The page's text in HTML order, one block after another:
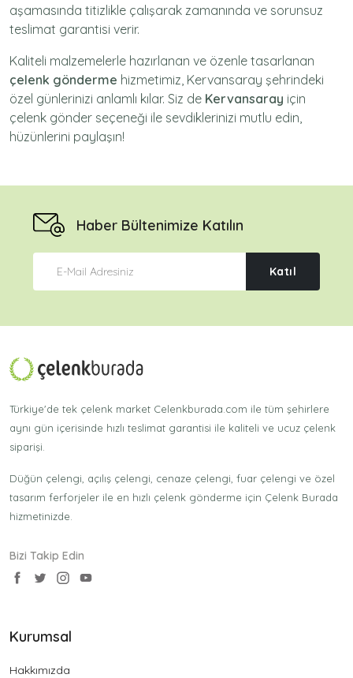
aşamasında titizlikle çalışarak zamanında ve sorunsuz
teslimat garantisi verir.
Kaliteli malzemelerle hazırlanan ve özenle tasarlanan
çelenk gönderme hizmetimiz, Kervansaray şehrindeki
özel günlerinizi anlamlı kılar. Siz de Kervansaray için
çelenk gönder seçeneği ile sevdiklerinizi mutlu edin,
hüzünlerini paylaşın!
Haber Bültenimize Katılın
Katıl
Türkiye'de tek çelenk market Celenkburada.com ile tüm şehirlere
aynı gün içerisinde hızlı teslimat garantisi ile kaliteli ve ucuz çelenk
siparişi.
Düğün çelengi, açılış çelengi, cenaze çelengi, fuar çelengi ve özel
tasarım ferforjeler ile en hızlı çelenk gönderme için Çelenk Burada
hizmetinizde.
Bizi Takip Edin
Kurumsal
Hakkımızda